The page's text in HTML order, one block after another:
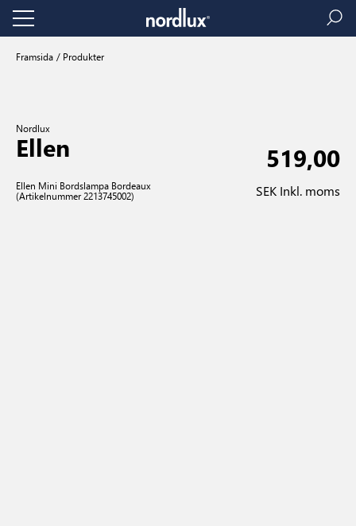
Framsida Produkter
Nordlux
Ellen
Ellen Mini Bordslampa Bordeaux
(Artikelnummer 2213745002)
519,00
SEK Inkl. moms